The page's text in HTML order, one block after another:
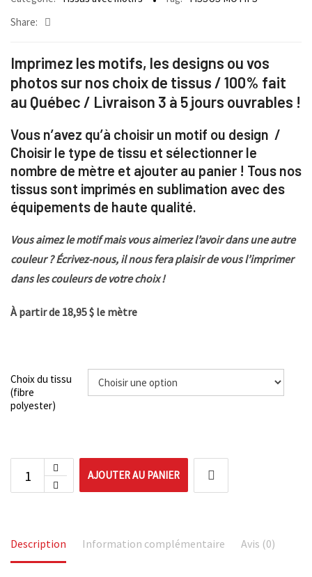
Share:
Imprimez les motifs, les designs ou vos
photos sur nos choix de tissus / 100% fait
au Québec / Livraison 3 à 5 jours ouvrables !
Vous n’avez qu’à choisir un motif ou design /
Choisir le type de tissu et sélectionner le
nombre de mètre et ajouter au panier ! Tous nos
tissus sont imprimés en sublimation avec des
équipements de haute qualité.
Vous aimez le motif mais vous aimeriez l’avoir dans une autre
couleur ? Écrivez-nous, il nous fera plaisir de vous l’imprimer
dans les couleurs de votre choix !
À partir de 18,95 $ le mètre
Choix du tissu
(fibre
polyester)
AJOUTER AU PANIER
Description Information complémentaire Avis (0)